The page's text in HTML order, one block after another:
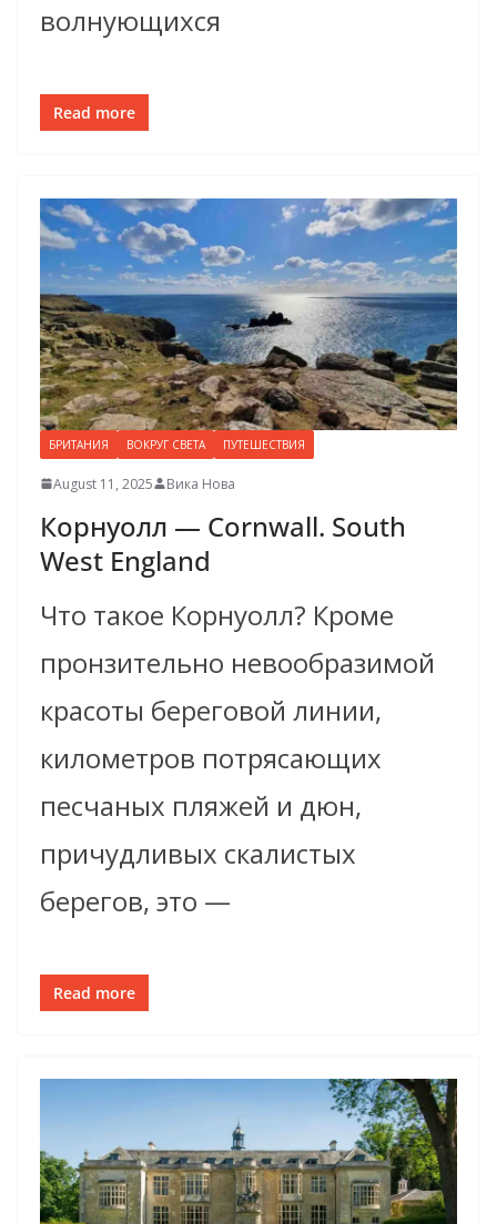
волнующихся
Read more
БРИТАНИЯ ВОКРУГ СВЕТА ПУТЕШЕСТВИЯ
August 11, 2025 Вика Нова
Корнуолл — Cornwall. South
West England
Что такое Корнуолл? Кроме
пронзительно невообразимой
красоты береговой линии,
километров потрясающих
песчаных пляжей и дюн,
причудливых скалистых
берегов, это —
Read more